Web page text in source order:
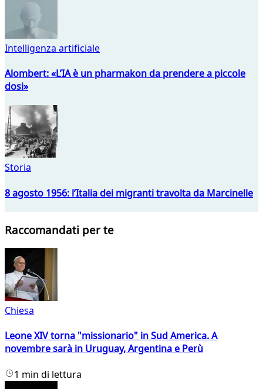
Intelligenza artificiale
Alombert: «L’IA è un pharmakon da prendere a piccole
dosi»
Storia
8 agosto 1956: l’Italia dei migranti travolta da Marcinelle
Raccomandati per te
Chiesa
Leone XIV torna "missionario" in Sud America. A
novembre sarà in Uruguay, Argentina e Perù
1 min di lettura